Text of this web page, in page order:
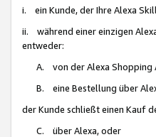
i. ein Kunde, der Ihre Alexa
ii. während einer einzigen
entweder:
A. von der Alexa Shopping
B. eine Bestellung über
der Kunde schließt einen Kauf
C. über Alexa, oder